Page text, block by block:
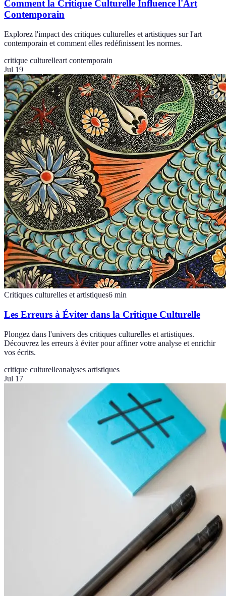
Comment la Critique Culturelle Influence l'Art
Contemporain
Explorez l'impact des critiques culturelles et artistiques sur l'art
contemporain et comment elles redéfinissent les normes.
critique culturelleart contemporain
Jul 19
Critiques culturelles et artistiques6 min
Les Erreurs à Éviter dans la Critique Culturelle
Plongez dans l'univers des critiques culturelles et artistiques.
Découvrez les erreurs à éviter pour affiner votre analyse et enrichir
vos écrits.
critique culturelleanalyses artistiques
Jul 17